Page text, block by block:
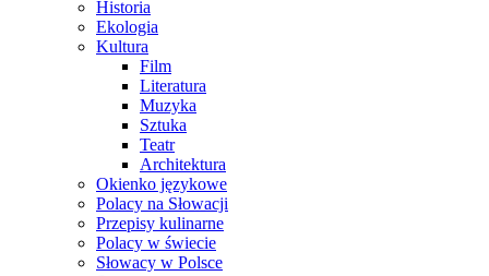
Historia
Ekologia
Kultura
Film
Literatura
Muzyka
Sztuka
Teatr
Architektura
Okienko językowe
Polacy na Słowacji
Przepisy kulinarne
Polacy w świecie
Słowacy w Polsce